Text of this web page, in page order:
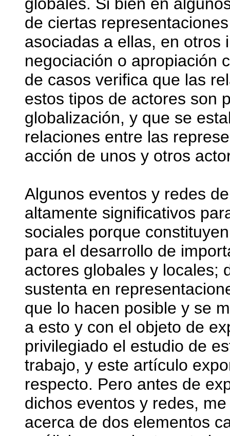
de ciertas
asociadas a ellas, en otros
negociación o apropiación
de casos verifica que las
estos tipos de actores son
globalización, y que se
relaciones entre las
acción de unos y otros
Algunos eventos y redes
altamente significativos
sociales porque
para el desarrollo de
actores globales y locales;
sustenta en
que lo hacen posible y se
a esto y con el objeto de
privilegiado el estudio de
trabajo, y este artículo
respecto. Pero antes de
dichos eventos y redes,
acerca de dos elementos